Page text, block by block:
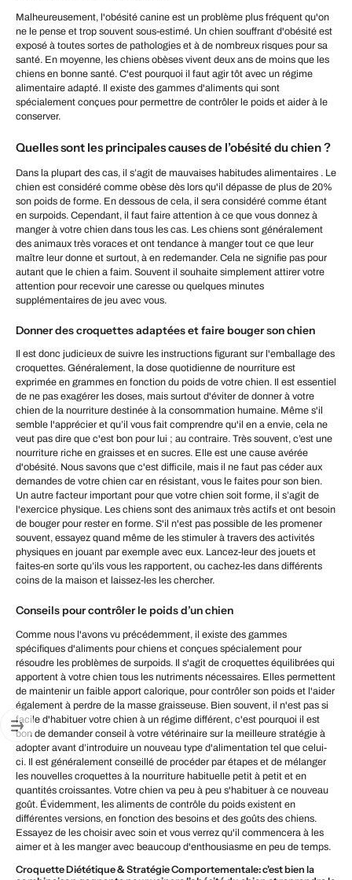
Malheureusement, l'obésité canine est un problème plus fréquent qu'on
ne le pense et trop souvent sous-estimé. Un chien souffrant d'obésité est
exposé à toutes sortes de pathologies et à de nombreux risques pour sa
santé. En moyenne, les chiens obèses vivent deux ans de moins que les
chiens en bonne santé. C'est pourquoi il faut agir tôt avec un régime
alimentaire adapté. Il existe des gammes d'aliments qui sont
spécialement conçues pour permettre de contrôler le poids et aider à le
conserver.
Quelles sont les principales causes de l’obésité du chien ?
Dans la plupart des cas, il s’agit de mauvaises habitudes alimentaires . Le
chien est considéré comme obèse dès lors qu'il dépasse de plus de 20%
son poids de forme. En dessous de cela, il sera considéré comme étant
en surpoids. Cependant, il faut faire attention à ce que vous donnez à
manger à votre chien dans tous les cas. Les chiens sont généralement
des animaux très voraces et ont tendance à manger tout ce que leur
maître leur donne et surtout, à en redemander. Cela ne signifie pas pour
autant que le chien a faim. Souvent il souhaite simplement attirer votre
attention pour recevoir une caresse ou quelques minutes
supplémentaires de jeu avec vous.
Donner des croquettes adaptées et faire bouger son chien
Il est donc judicieux de suivre les instructions figurant sur l'emballage des
croquettes. Généralement, la dose quotidienne de nourriture est
exprimée en grammes en fonction du poids de votre chien. Il est essentiel
de ne pas exagérer les doses, mais surtout d'éviter de donner à votre
chien de la nourriture destinée à la consommation humaine. Même s'il
semble l'apprécier et qu’il vous fait comprendre qu'il en a envie, cela ne
veut pas dire que c'est bon pour lui ; au contraire. Très souvent, c’est une
nourriture riche en graisses et en sucres. Elle est une cause avérée
d'obésité. Nous savons que c'est difficile, mais il ne faut pas céder aux
demandes de votre chien car en résistant, vous le faites pour son bien.
Un autre facteur important pour que votre chien soit forme, il s’agit de
l'exercice physique. Les chiens sont des animaux très actifs et ont besoin
de bouger pour rester en forme. S'il n'est pas possible de les promener
souvent, essayez quand même de les stimuler à travers des activités
physiques en jouant par exemple avec eux. Lancez-leur des jouets et
faites-en sorte qu’ils vous les rapportent, ou cachez-les dans différents
coins de la maison et laissez-les les chercher.
Conseils pour contrôler le poids d’un chien
Comme nous l'avons vu précédemment, il existe des gammes
spécifiques d'aliments pour chiens et conçues spécialement pour
résoudre les problèmes de surpoids. Il s'agit de croquettes équilibrées qui
apportent à votre chien tous les nutriments nécessaires. Elles permettent
de maintenir un faible apport calorique, pour contrôler son poids et l'aider
également à perdre de la masse graisseuse. Bien souvent, il n'est pas si
facile d'habituer votre chien à un régime différent, c'est pourquoi il est
bon de demander conseil à votre vétérinaire sur la meilleure stratégie à
adopter avant d’introduire un nouveau type d'alimentation tel que celui-
ci. Il est généralement conseillé de procéder par étapes et de mélanger
les nouvelles croquettes à la nourriture habituelle petit à petit et en
quantités croissantes. Votre chien va peu à peu s'habituer à ce nouveau
goût. Évidemment, les aliments de contrôle du poids existent en
différentes versions, en fonction des besoins et des goûts des chiens.
Essayez de les choisir avec soin et vous verrez qu'il commencera à les
aimer et à les manger avec beaucoup d'enthousiasme en peu de temps.
Croquette Diététique & Stratégie Comportementale: c'est bien la